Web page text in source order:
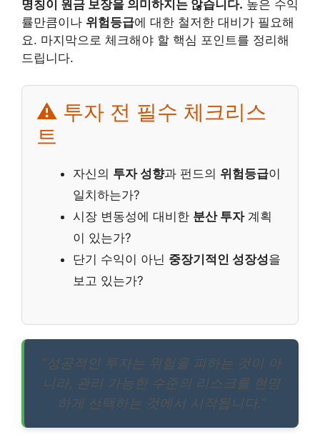
명칭이 원금 보장을 의미하지는 않습니다. 높은 수익
률만큼이나 위험등급에 대한 철저한 대비가 필요해
요. 마지막으로 체크해야 할 핵심 포인트를 정리해
드립니다.
⚠️ 투자 전 필수 체크리스
트
자신의 투자 성향과 펀드의 위험등급이
일치하는가?
시장 변동성에 대비한 분산 투자계획
이 있는가?
단기 수익이 아닌 중장기적인 성장성을
보고 있는가?
“성공적인 투자는 위험을 피하는 것이 아
니라, 관리 가능한 수준의 리스크를 현명
하게 선택하는 것에서 시작됩니다.”